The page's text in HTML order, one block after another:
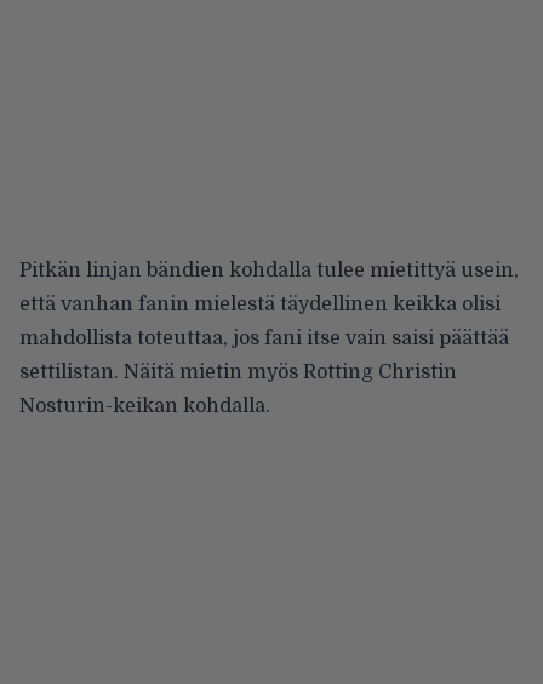
Pitkän linjan bändien kohdalla tulee mietittyä usein,
että vanhan fanin mielestä täydellinen keikka olisi
mahdollista toteuttaa, jos fani itse vain saisi päättää
settilistan. Näitä mietin myös Rotting Christin
Nosturin-keikan kohdalla.